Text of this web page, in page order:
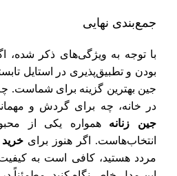
جمع‌بندی نهایی
با توجه به ویژگی‌های ذکر شده،
بودن و تطبیق‌پذیری در استایل
جین بهترین گزینه برای شماست.
در خانه، چه برای گردش و
جین زنانه همواره یکی از
انتخاب‌هاست. اگر هنوز برای
مردد هستید، کافی است به